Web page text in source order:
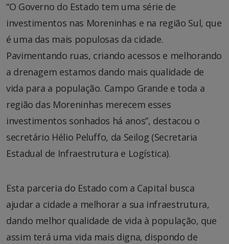
“O Governo do Estado tem uma série de
investimentos nas Moreninhas e na região Sul, que
é uma das mais populosas da cidade.
Pavimentando ruas, criando acessos e melhorando
a drenagem estamos dando mais qualidade de
vida para a população. Campo Grande e toda a
região das Moreninhas merecem esses
investimentos sonhados há anos”, destacou o
secretário Hélio Peluffo, da Seilog (Secretaria
Estadual de Infraestrutura e Logística).
Esta parceria do Estado com a Capital busca
ajudar a cidade a melhorar a sua infraestrutura,
dando melhor qualidade de vida à população, que
assim terá uma vida mais digna, dispondo de